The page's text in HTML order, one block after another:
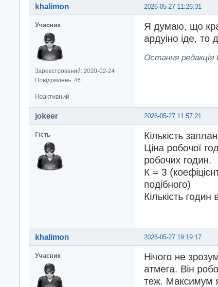
2026-05-27 11:26:31
khalimon
Учасник
Зареєстрований: 2020-02-24
Повідомлень: 46
Я думаю, що
ардуіно іде, то
Остання редакція
Неактивний
2026-05-27 11:57:21
jokeer
Гість
Кількість
Ціна робочої
робочих годин.
К = 3
подібного)
Кількість
2026-05-27 19:19:17
khalimon
Учасник
Нічого не
атмега. Він
теж. Максимум